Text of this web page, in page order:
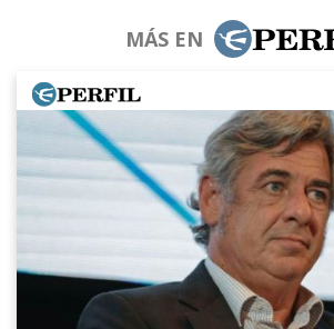
MÁS EN